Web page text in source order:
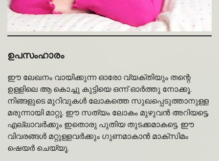
ഉപസംഹാരം
ഈ ലേഖനം വായിക്കുന്ന ഓരോ വ്യക്തിയും തന്റെ
ഉള്ളിലെ ആ കൊച്ചു കുട്ടിയെ ഒന്ന് ഓർത്തു നോക്കൂ.
നിങ്ങളുടെ മുറിവുകൾ ലോകത്തെ സുഖപ്പെടുത്താനുള്ള
മരുന്നായി മാറ്റൂ. ഈ സത്യം ലോകം മുഴുവൻ അറിയട്ടെ,
എല്ലാവർക്കും ഇതൊരു പുതിയ തുടക്കമാകട്ടെ. ഈ
വിവരങ്ങൾ മറ്റുള്ളവർക്കും ഗുണമാകാൻ മാക്സിമം
ഷെയർ ചെയ്യൂ.